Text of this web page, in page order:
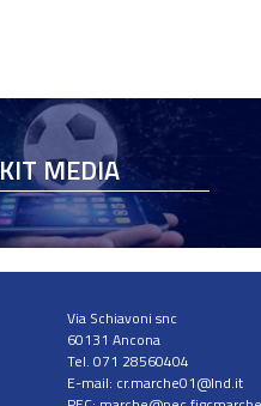
KIT MEDIA
Via Schiavoni snc
60131 Ancona
Tel. 071 28560404
E-mail: cr.marche01@lnd.it